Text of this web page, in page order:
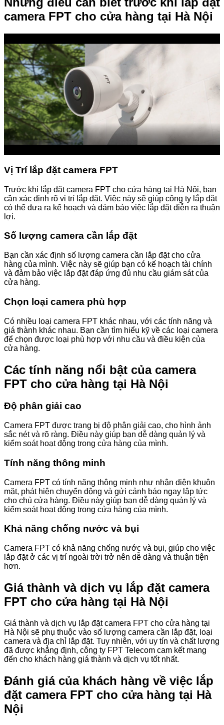
camera FPT cho cửa hàng tại Hà Nội
Vị Trí lắp đặt camera FPT
Trước khi lắp đặt camera FPT cho cửa hàng tại Hà Nội, bạn
cần xác định rõ vị trí lắp đặt. Việc này sẽ giúp công ty lắp đặt
có thể đưa ra kế hoạch và đảm bảo việc lắp đặt diễn ra thuận
lợi.
Số lượng camera cần lắp đặt
Bạn cần xác định số lượng camera cần lắp đặt cho cửa
hàng của mình. Việc này sẽ giúp bạn có kế hoạch tài chính
và đảm bảo việc lắp đặt đáp ứng đủ nhu cầu giám sát của
cửa hàng.
Chọn loại camera phù hợp
Có nhiều loại camera FPT khác nhau, với các tính năng và
giá thành khác nhau. Bạn cần tìm hiểu kỹ về các loại camera
để chọn được loại phù hợp với nhu cầu và điều kiện của
cửa hàng.
Các tính năng nổi bật của camera
FPT cho cửa hàng tại Hà Nội
Độ phân giải cao
Camera FPT được trang bị độ phân giải cao, cho hình ảnh
sắc nét và rõ ràng. Điều này giúp bạn dễ dàng quản lý và
kiểm soát hoạt động trong cửa hàng của mình.
Tính năng thông minh
Camera FPT có tính năng thông minh như nhận diện khuôn
mặt, phát hiện chuyển động và gửi cảnh báo ngay lập tức
cho chủ cửa hàng. Điều này giúp bạn dễ dàng quản lý và
kiểm soát hoạt động trong cửa hàng của mình.
Khả năng chống nước và bụi
Camera FPT có khả năng chống nước và bụi, giúp cho việc
lắp đặt ở các vị trí ngoài trời trở nên dễ dàng và thuận tiện
hơn.
Giá thành và dịch vụ lắp đặt camera
FPT cho cửa hàng tại Hà Nội
Giá thành và dịch vụ lắp đặt camera FPT cho cửa hàng tại
Hà Nội sẽ phụ thuộc vào số lượng camera cần lắp đặt, loại
camera và địa chỉ lắp đặt. Tuy nhiên, với uy tín và chất lượng
đã được khẳng định, công ty FPT Telecom cam kết mang
đến cho khách hàng giá thành và dịch vụ tốt nhất.
Đánh giá của khách hàng về việc lắp
đặt camera FPT cho cửa hàng tại Hà
Nội